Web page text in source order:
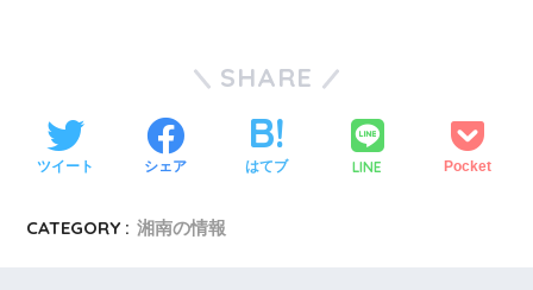
SHARE
ツイート シェア はてブ LINE Pocket
CATEGORY : 湘南の情報